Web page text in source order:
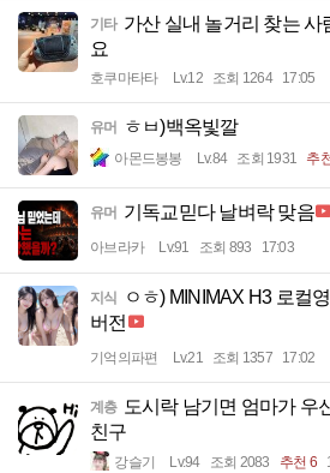
기타 가산 실내 놀거리 찾는 사
요
호쿠마타타 Lv.12 조회 1264 17:05
유머 ㅎㅂ)백옥빛깔
아몬드봉봉 Lv.84 조회 1931 추
유머 기독교믿다 날벼락 맞음
아브라카 Lv.91 조회 893 17:03
지식
ㅇㅎ) MINIMAX H3 로컬
버전
기억의파편 Lv.21 조회 1357 17:02
계층 도시락 남기면 엄마가 우
친구
강슬기 Lv.94 조회 2083 추천 6